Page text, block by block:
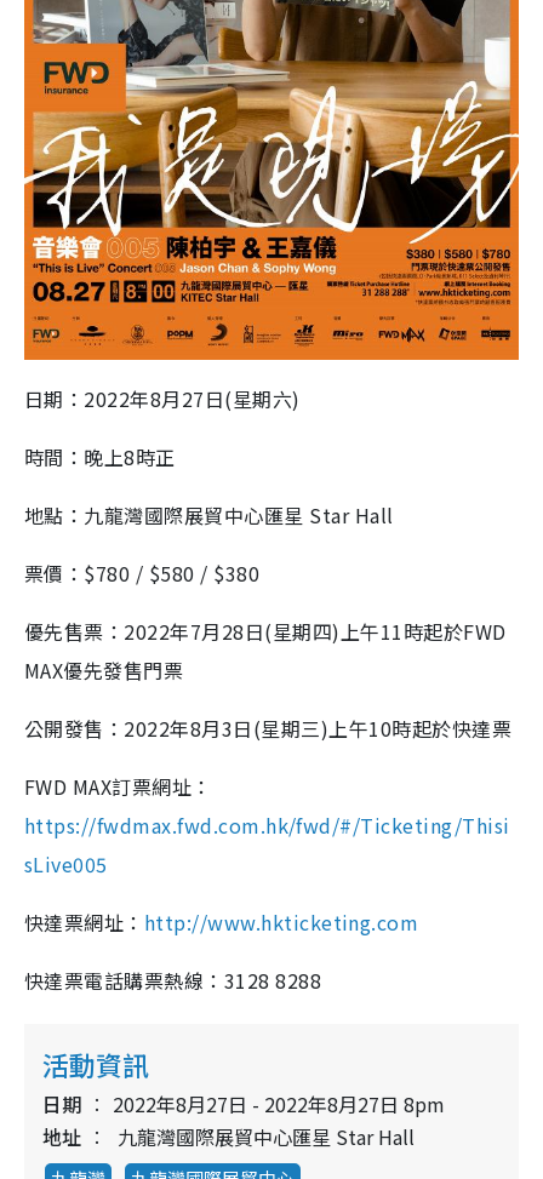
日期： 2022年8月27日(星期六)
時間：晚上8時正
地點：九龍灣國際展貿中心匯星 Star Hall
票價： $780 / $580 / $380
優先售票： 2022年7月28日(星期四)上午11時起於FWD
MAX優先發售門票
公開發售： 2022年8月3日(星期三)上午10時起於快達票
FWD MAX訂票網址：
https://fwdmax.fwd.com.hk/fwd/#/Ticketing/Thisi
sLive005
快達票網址： http://www.hkticketing.com
快達票電話購票熱線： 3128 8288
活動資訊
日期
2022年8月27日 - 2022年8月27日 8pm
地址
九龍灣國際展貿中心匯星 Star Hall